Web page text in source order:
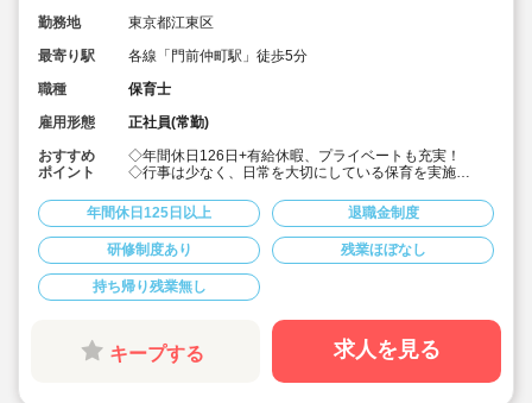
勤務地
東京都江東区
最寄り駅
各線「門前仲町駅」徒歩5分
職種
保育士
雇用形態
正社員(常勤)
おすすめ
ポイント
◇年間休日126日+有給休暇、プライベートも充実！
◇行事は少なく、日常を大切にしている保育を実施
にしています。
◇産休・育休からの復帰（男性の育休実績あり）、時短
勤務実績多数で働きやすい職場です
◇ヘアカラーは自由。髪色の制限なし。
◇20代で経験少ない方もノビノビ働きやすい環境
◇書き物のICT化も進めており持ち帰り業務/残業ほぼな
し。
◇残業した場合の代は1分単位で支給されます
◇子どもが自分の意志や感情を尊重され、自分で選択し
ていくことをあたたかく見守り、子どもが主体の保育を
◇無垢の木を使った園舎。優しくぬくもりのあるおうち
年間休日125日以上 退職金制度
研修制度あり 残業ほぼなし
持ち帰り残業無し
キープする 求人を見る